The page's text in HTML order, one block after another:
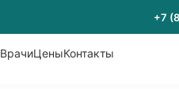
+7
ВрачиЦеныКонтакты